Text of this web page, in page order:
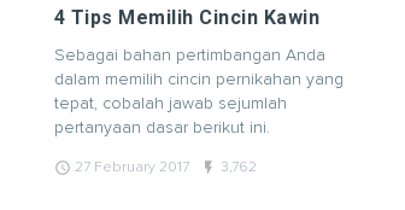
4 Tips Memilih Cincin Kawin
Sebagai bahan pertimbangan Anda
dalam memilih cincin pernikahan yang
tepat, cobalah jawab sejumlah
pertanyaan dasar berikut ini.
query_builder 27 February 2017 flash_on 3,762